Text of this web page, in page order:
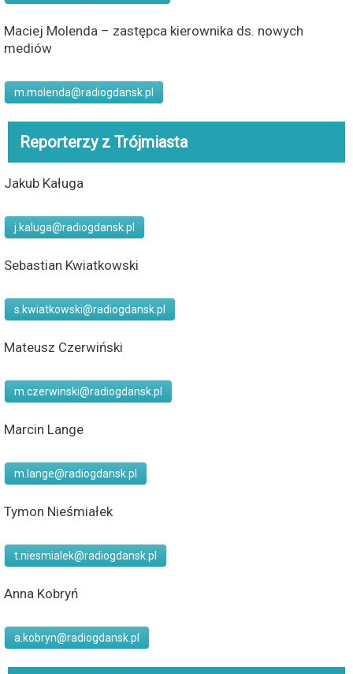
Maciej Molenda – zastępca kierownika ds. nowych
mediów
m.molenda@radiogdansk.pl
Reporterzy z Trójmiasta
Jakub Kaługa
j.kaluga@radiogdansk.pl
Sebastian Kwiatkowski
s.kwiatkowski@radiogdansk.pl
Mateusz Czerwiński
m.czerwinski@radiogdansk.pl
Marcin Lange
m.lange@radiogdansk.pl
Tymon Nieśmiałek
t.niesmialek@radiogdansk.pl
Anna Kobryń
a.kobryn@radiogdansk.pl